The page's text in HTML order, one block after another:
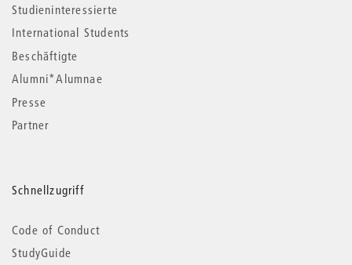
Studieninteressierte
International Students
Beschäftigte
Alumni*Alumnae
Presse
Partner
Schnellzugriff
Code of Conduct
StudyGuide